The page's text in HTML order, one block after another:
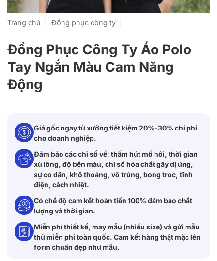
Trang chủ Đồng phục công ty
Đồng Phục Công Ty Áo Polo
Tay Ngắn Màu Cam Năng
Động
Giá gốc ngay từ xưởng tiết kiệm 20%-30% chi phí
cho doanh nghiệp.
Đảm bảo các chỉ số về: thấm hút mồ hôi, thời gian
xù lông, độ bền màu, chỉ số hóa chất gây dị ứng,
sự co dãn, khô thoáng, vô trùng, bong tróc, tĩnh
điện, cách nhiệt.
Có chế độ cam kết hoàn tiền 100% đảm bảo chất
lượng và thời gian.
Miễn phí thiết kế, may mẫu (nhiều size) và gửi mẫu
thử miễn phí toàn quốc. Cam kết hàng thật mặc lên
form chuẩn đẹp như mẫu.